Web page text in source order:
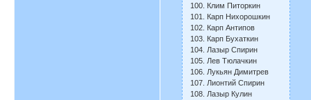
100. Клим Питоркин
101. Карп Нихорошкин
102. Карп Антипов
103. Карп Бухаткин
104. Лазыр Спирин
105. Лев Тюлачкин
106. Лукьян Димитрев
107. Лионтий Спирин
108. Лазыр Кулин